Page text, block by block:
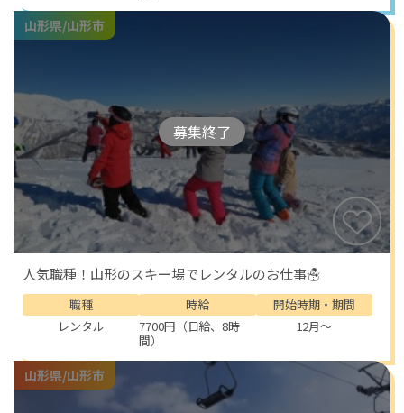
募集終了
山形県/山形市
人気職種！山形のスキー場でレンタルのお仕事☃
職種
レンタル
時給
7700円（日給、8時
間）
開始時期・期間
12月～
山形県/山形市